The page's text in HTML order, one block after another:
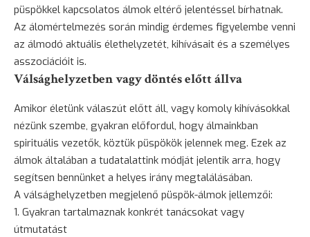
püspökkel kapcsolatos álmok eltérő jelentéssel bírhatnak.
Az álomértelmezés során mindig érdemes figyelembe venni
az álmodó aktuális élethelyzetét, kihívásait és a személyes
asszociációit is.
Válsághelyzetben vagy döntés előtt állva
Amikor életünk válaszút előtt áll, vagy komoly kihívásokkal
nézünk szembe, gyakran előfordul, hogy álmainkban
spirituális vezetők, köztük püspökök jelennek meg. Ezek az
álmok általában a tudatalattink módját jelentik arra, hogy
segítsen bennünket a helyes irány megtalálásában.
A válsághelyzetben megjelenő püspök-álmok jellemzői:
Gyakran tartalmaznak konkrét tanácsokat vagy
útmutatást